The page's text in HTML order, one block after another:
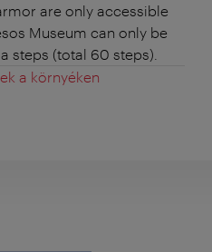
are only accessible
Museum can only be
steps (total 60 steps).
a környéken